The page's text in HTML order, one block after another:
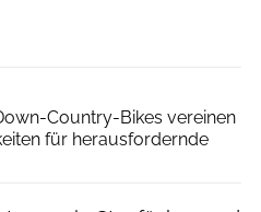
Country-Bikes vereinen
für herausfordernde